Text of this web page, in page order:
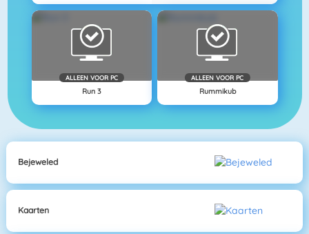
ALLEEN VOOR PC
Run 3
ALLEEN VOOR PC
Rummikub
Bejeweled
Kaarten